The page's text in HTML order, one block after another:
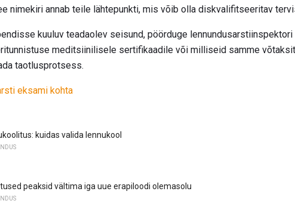
nimekiri annab teile lähtepunkti, mis võib olla diskvalifitseeritav
kuuluv teadaolev seisund, pöörduge
meditsiinilisele sertifikaadile või milliseid samme
taotlusprotsess.
eksami kohta
kuidas valida lennukool
peaksid vältima iga uue erapiloodi olemasolu